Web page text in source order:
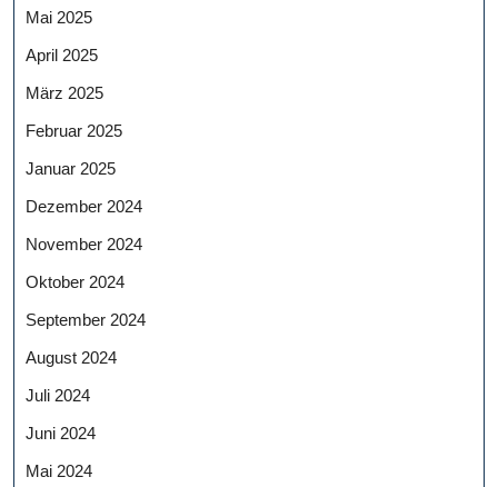
Mai 2025
April 2025
März 2025
Februar 2025
Januar 2025
Dezember 2024
November 2024
Oktober 2024
September 2024
August 2024
Juli 2024
Juni 2024
Mai 2024